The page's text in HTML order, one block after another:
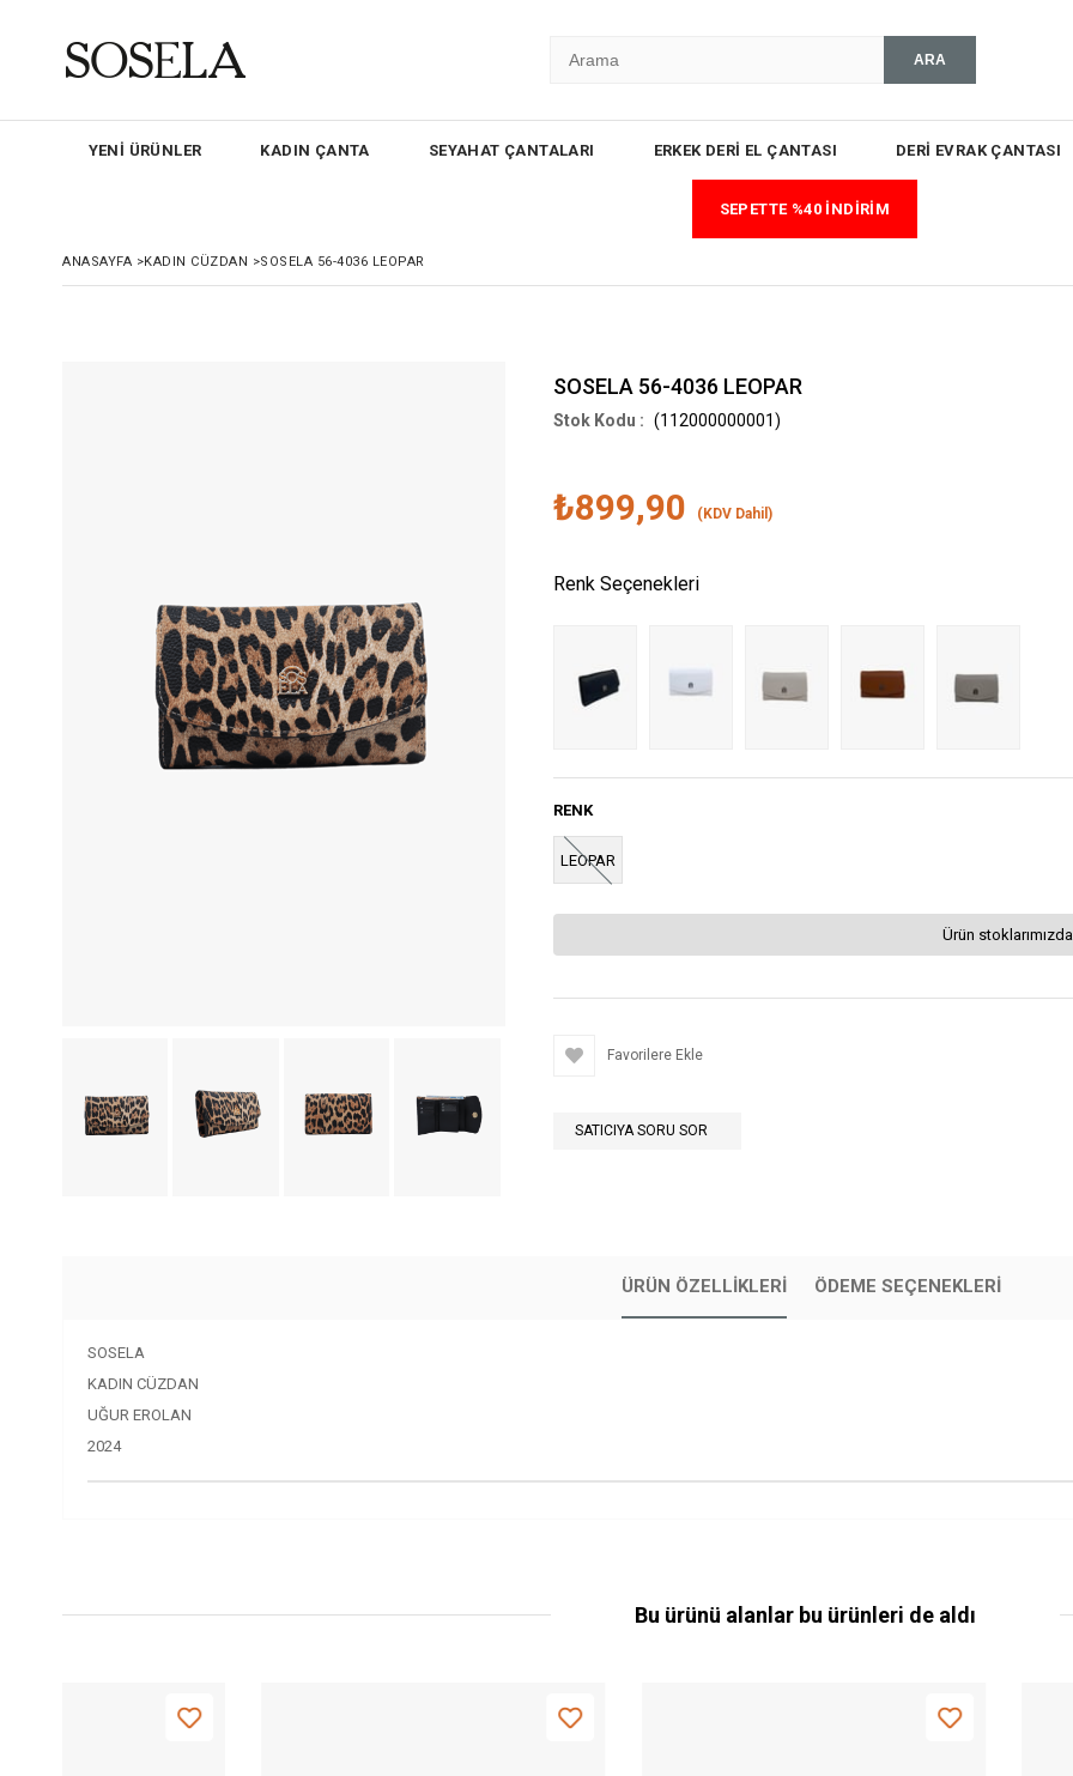
YENİ ÜRÜNLER KADIN ÇANTA SEYAHAT ÇANTALARI ERKEK DERİ EL ÇANTASI DERİ EVRAK ÇANTASI
SEPETTE %40 İNDİRİM
ANASAYFA >KADIN CÜZDAN >SOSELA 56-4036 LEOPAR
SOSELA 56-4036 LEOPAR
(112000000001)
₺899,90 (KDV Dahil)
Renk Seçenekleri
RENK
LEOPAR
Ürün
Favorilere Ekle
SATICIYA SORU SOR
ÜRÜN ÖZELLIKLERI ÖDEME SEÇENEKLERI
SOSELA
KADIN CÜZDAN
UĞUR EROLAN
2024
Bu ürünü alanlar bu ürünleri de aldı